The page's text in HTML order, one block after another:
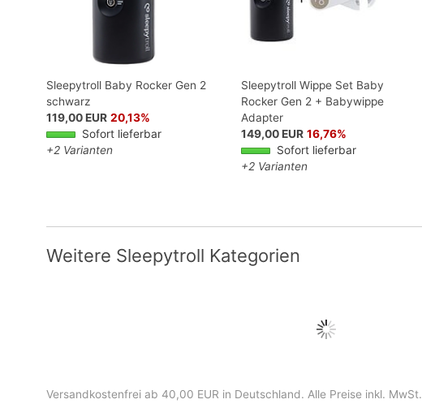
Sleepytroll Baby Rocker Gen 2
schwarz
119,00 EUR 20,13%
Sofort lieferbar
+2 Varianten
Sleepytroll Wippe Set Baby
Rocker Gen 2 + Babywippe
Adapter
149,00 EUR 16,76%
Sofort lieferbar
+2 Varianten
Weitere Sleepytroll Kategorien
Versandkostenfrei ab 40,00 EUR in Deutschland. Alle Preise inkl. MwSt.